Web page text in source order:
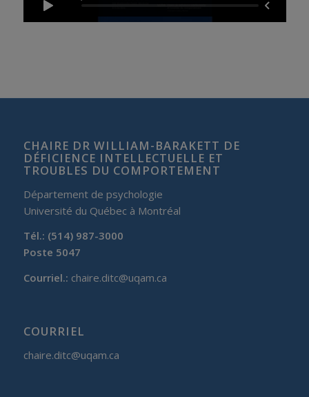
CHAIRE DR WILLIAM-BARAKETT DE
DÉFICIENCE INTELLECTUELLE ET
TROUBLES DU COMPORTEMENT
Département de psychologie
Université du Québec à Montréal
Tél.: (514) 987-3000
Poste 5047
Courriel.: chaire.ditc@uqam.ca
COURRIEL
chaire.ditc@uqam.ca